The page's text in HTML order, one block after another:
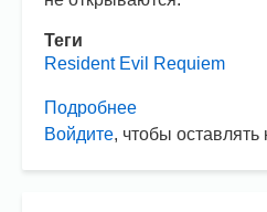
Теги
Resident Evil Requiem
Подробнее
Resident
Войдите, чтобы